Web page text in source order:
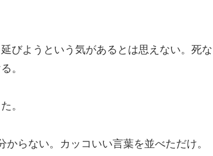
びようという気があるとは思えない。死な
。
。
らない。カッコいい言葉を並べただけ。